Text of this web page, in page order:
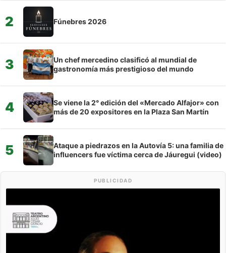
2 Fúnebres 2026
3
Un chef mercedino clasificó al mundial de
gastronomía más prestigioso del mundo
4
Se viene la 2° edición del «Mercado Alfajor» con
más de 20 expositores en la Plaza San Martín
5
Ataque a piedrazos en la Autovía 5: una familia de
influencers fue víctima cerca de Jáuregui (video)
PUBLICIDAD